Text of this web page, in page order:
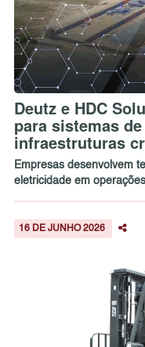
Deutz e HDC
para sistemas
infraestruturas
Empresas desenvolvem
eletricidade em
16 DE JUNHO 2026